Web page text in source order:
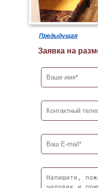
Предыдущая
Заявка на